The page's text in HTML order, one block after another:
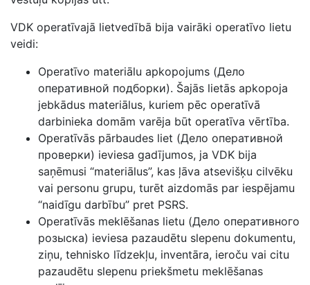
VDK operatīvajā lietvedībā bija vairāki operatīvo lietu
veidi:
Operatīvo materiālu apkopojums (Дело
оперативной подборки). Šajās lietās apkopoja
jebkādus materiālus, kuriem pēc operatīvā
darbinieka domām varēja būt operatīva vērtība.
Operatīvās pārbaudes liet (Дело оперативной
проверки) ieviesa gadījumos, ja VDK bija
saņēmusi “materiālus”, kas ļāva atsevišķu cilvēku
vai personu grupu, turēt aizdomās par iespējamu
“naidīgu darbību” pret PSRS.
Operatīvās meklēšanas lietu (Дело оперативного
розыска) ieviesa pazaudētu slepenu dokumentu,
ziņu, tehnisko līdzekļu, inventāra, ieroču vai citu
pazaudētu slepenu priekšmetu meklēšanas